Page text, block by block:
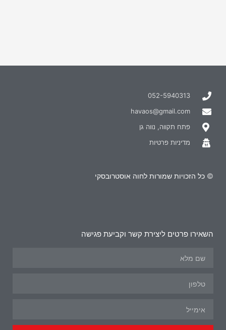
052-5940313
havaos@gmail.com
פתח תקווה, נווה גן
מדיניות פרטיות
© כל הזכויות שמורות לחוה אוסטרובסקי
השאירו פרטים ליצירת קשר וקביעת פגישה